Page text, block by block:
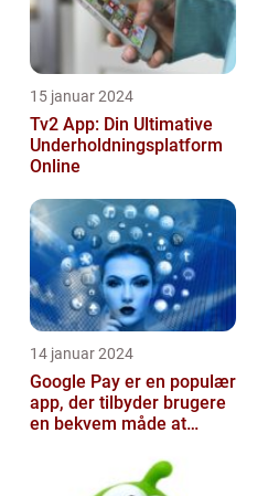
15 januar 2024
Tv2 App: Din Ultimative
Underholdningsplatform
Online
14 januar 2024
Google Pay er en populær
app, der tilbyder brugere
en bekvem måde at